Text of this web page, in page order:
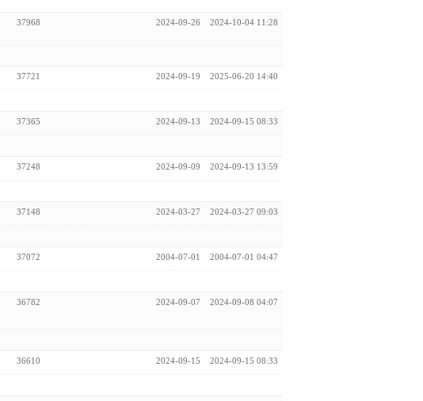
37968 2024-09-26 2024-10-04 11:28
37721 2024-09-19 2025-06-20 14:40
37365 2024-09-13 2024-09-15 08:33
37248 2024-09-09 2024-09-13 13:59
37148 2024-03-27 2024-03-27 09:03
37072 2004-07-01 2004-07-01 04:47
36782 2024-09-07 2024-09-08 04:07
36610 2024-09-15 2024-09-15 08:33